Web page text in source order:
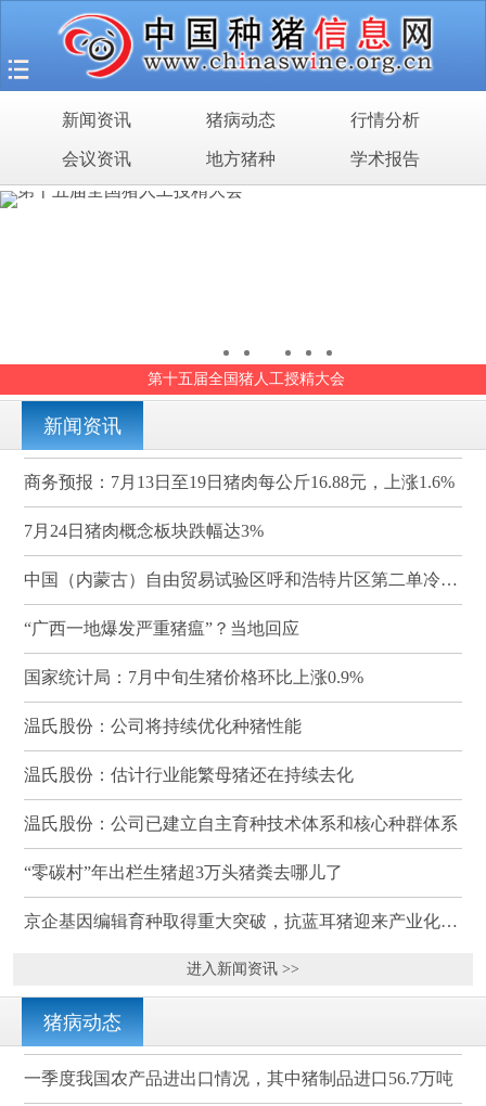
新闻资讯 猪病动态 行情分析
会议资讯 地方猪种 学术报告
第十五届全国猪人工授精大会
新闻资讯
商务预报：7月13日至19日猪肉每公斤16.88元，上涨1.6%
7月24日猪肉概念板块跌幅达3%
中国（内蒙古）自由贸易试验区呼和浩特片区第二单冷冻猪肉发往蒙古国
“广西一地爆发严重猪瘟”？当地回应
国家统计局：7月中旬生猪价格环比上涨0.9%
温氏股份：公司将持续优化种猪性能
温氏股份：估计行业能繁母猪还在持续去化
温氏股份：公司已建立自主育种技术体系和核心种群体系
“零碳村”年出栏生猪超3万头猪粪去哪儿了
京企基因编辑育种取得重大突破，抗蓝耳猪迎来产业化临界点
进入新闻资讯 >>
猪病动态
一季度我国农产品进出口情况，其中猪制品进口56.7万吨
首页
猪场之旅
新闻资讯
猪病动态